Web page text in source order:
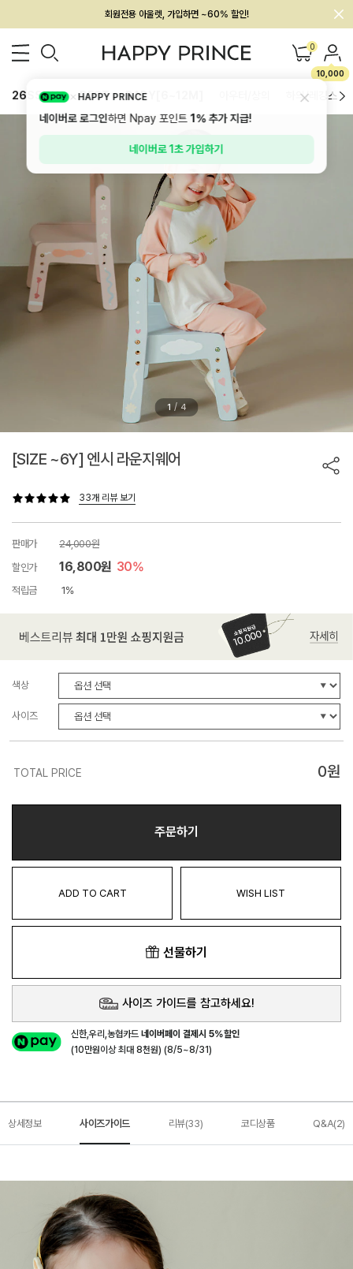
회원전용 아울렛, 가입하면 ~60% 할인!
멤버십 최대 28,000원 혜택 0
10,000
26SS 신상 BEST BABY[6~12M] 하의/레깅스
1 / 4
[SIZE ~6Y] 엔시 라운지웨어
33개 리뷰 보기
판매가
24,000원
할인가
16,800원 30%
적립금 1%
색상
사이즈
TOTAL PRICE 0원
주문하기
ADD TO CART WISH LIST
선물하기
사이즈 가이드를 참고하세요!
신한,우리,농협카드네이버페이 결제시 5%할인
(10만원이상 최대 8천원) (8/5~8/31)
상세정보 사이즈가이드 리뷰(33) 코디상품 Q&A(2)
HAPPY PRINCE
네이버로 로그인하면 Npay 포인트1%추가 지급!
네이버로 1초 가입하기